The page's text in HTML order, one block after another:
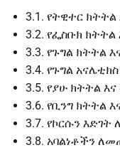
3.1. የትዊተር
3.2. የፌስቡክ
3.3. የጉግል ክትትል
3.4. የጉግል
3.5. የያሁ ክትትል
3.6. የቢንግ ክትትል
3.7. የኮርሱን
3.8. አባልነቶችን